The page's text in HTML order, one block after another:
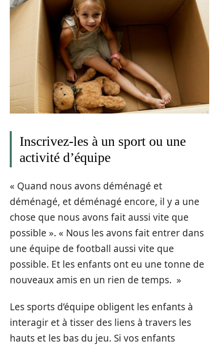
Inscrivez-les à un sport ou une
activité d’équipe
« Quand nous avons déménagé et
déménagé, et déménagé encore, il y a une
chose que nous avons fait aussi vite que
possible ». « Nous les avons fait entrer dans
une équipe de football aussi vite que
possible. Et les enfants ont eu une tonne de
nouveaux amis en un rien de temps. »
Les sports d’équipe obligent les enfants à
interagir et à tisser des liens à travers les
hauts et les bas du jeu. Si vos enfants